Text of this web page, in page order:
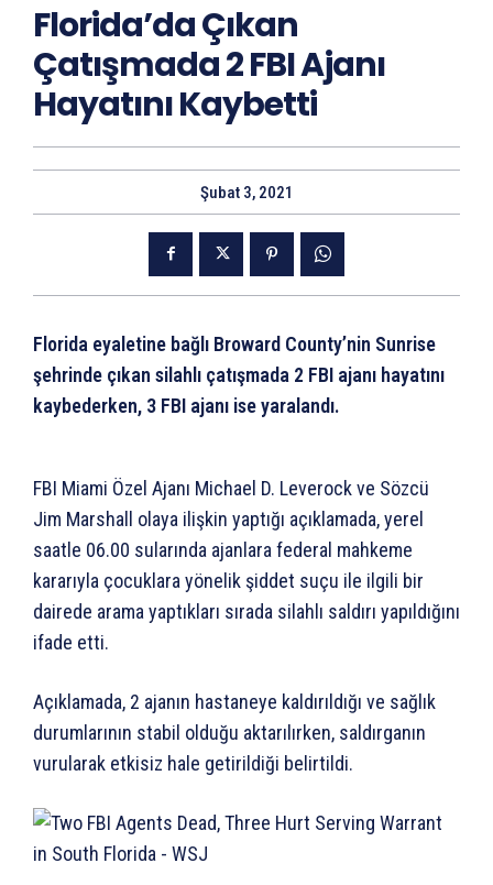
Florida’da Çıkan
Çatışmada 2 FBI Ajanı
Hayatını Kaybetti
Şubat 3, 2021
Florida eyaletine bağlı Broward County’nin Sunrise
şehrinde çıkan silahlı çatışmada 2 FBI ajanı hayatını
kaybederken, 3 FBI ajanı ise yaralandı.
FBI Miami Özel Ajanı Michael D. Leverock ve Sözcü
Jim Marshall olaya ilişkin yaptığı açıklamada, yerel
saatle 06.00 sularında ajanlara federal mahkeme
kararıyla çocuklara yönelik şiddet suçu ile ilgili bir
dairede arama yaptıkları sırada silahlı saldırı yapıldığını
ifade etti.
Açıklamada, 2 ajanın hastaneye kaldırıldığı ve sağlık
durumlarının stabil olduğu aktarılırken, saldırganın
vurularak etkisiz hale getirildiği belirtildi.